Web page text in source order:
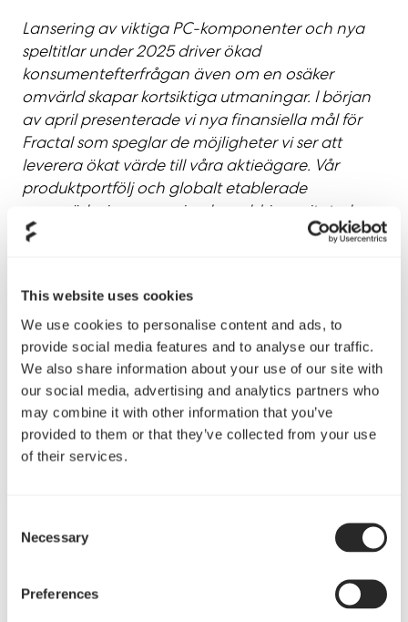
This website uses cookies
We use cookies to personalise content and ads, to
provide social media features and to analyse our traffic.
We also share information about your use of our site with
our social media, advertising and analytics partners who
may combine it with other information that you’ve
provided to them or that they’ve collected from your use
of their services.
Selection
Necessary
Preferences
Lansering av viktiga PC-komponenter och nya
speltitlar under 2025 driver ökad
konsumentefterfrågan även om en osäker
omvärld skapar kortsiktiga utmaningar. I början
av april presenterade vi nya finansiella mål för
Fractal som speglar de möjligheter vi ser att
leverera ökat värde till våra aktieägare. Vår
produktportfölj och globalt etablerade
varumärke inom gaming har aldrig varit starkare.
Vi ser goda förutsättningar att driva lönsam
lanseringar samt våra utökade marknadsförings-
och kanalinitiativ. Vårt starka momentum i
marknaden i kombination med en välfylld
orderbok gör att vi förväntar oss en positiv
försäljningsutveckling även under det andra
kvartalet”.
Telefon- och webkonferens
analytiker och media 8 maj 11.00 (CEST). CEO,
Jonas Holst samt CFO, Karin Ingemarson
rapporten och konferensen avslutas med en